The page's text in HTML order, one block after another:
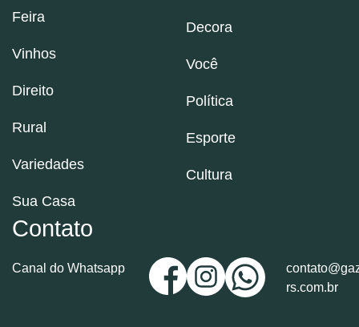
Feira
Vinhos
Direito
Rural
Variedades
Sua Casa
Decora
Você
Política
Esporte
Cultura
Contato
Canal do Whatsapp
rs.com.br